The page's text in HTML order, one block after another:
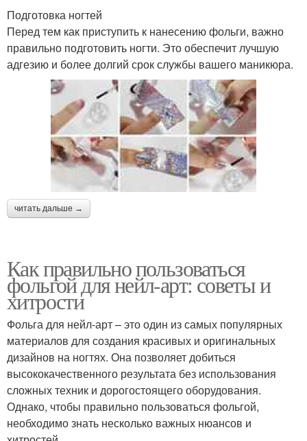
Подготовка ногтей
Перед тем как приступить к нанесению фольги, важно
правильно подготовить ногти. Это обеспечит лучшую
адгезию и более долгий срок службы вашего маникюра.
читать дальше →
Как правильно пользоваться
фольгой для нейл-арт: советы и
хитрости
Фольга для нейл-арт – это один из самых популярных
материалов для создания красивых и оригинальных
дизайнов на ногтях. Она позволяет добиться
высококачественного результата без использования
сложных техник и дорогостоящего оборудования.
Однако, чтобы правильно пользоваться фольгой,
необходимо знать несколько важных нюансов и